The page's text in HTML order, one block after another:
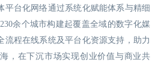
平台化网络通过系统化赋能体系与精细
余个城市构建起覆盖全域的数字化媒
流程在线系统及平台化资源支持，助力
，在下沉市场实现创业价值与商业共